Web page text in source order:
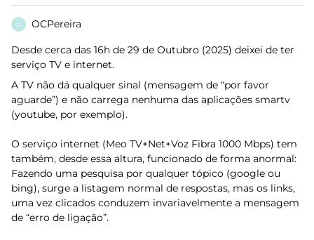
O OCPereira
Desde cerca das 16h de 29 de Outubro (2025) deixei de ter
serviço TV e internet.
A TV não dá qualquer sinal (mensagem de “por favor
aguarde”) e não carrega nenhuma das aplicações smartv
(youtube, por exemplo).
O serviço internet (Meo TV+Net+Voz Fibra 1000 Mbps) tem
também, desde essa altura, funcionado de forma anormal:
Fazendo uma pesquisa por qualquer tópico (google ou
bing), surge a listagem normal de respostas, mas os links,
uma vez clicados conduzem invariavelmente a mensagem
de “erro de ligação”.